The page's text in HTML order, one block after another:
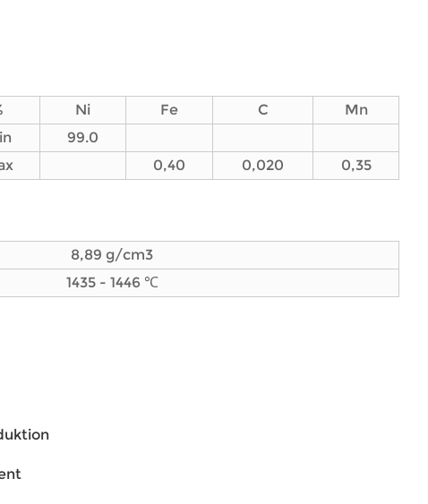
Ni Fe C
Mn
99.0
0,40 0,020 0,35
8,89 g/cm3
1435 - 1446 ℃